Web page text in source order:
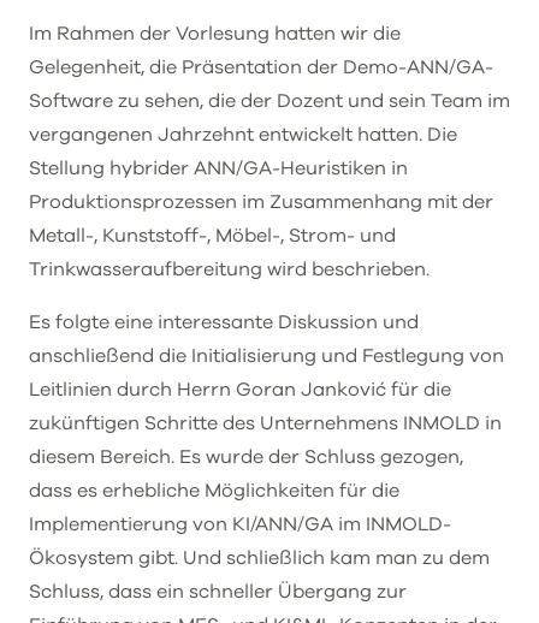
Im Rahmen der Vorlesung hatten wir die
Gelegenheit, die Präsentation der Demo-ANN/GA-
Software zu sehen, die der Dozent und sein Team im
vergangenen Jahrzehnt entwickelt hatten. Die
Stellung hybrider ANN/GA-Heuristiken in
Produktionsprozessen im Zusammenhang mit der
Metall-, Kunststoff-, Möbel-, Strom- und
Trinkwasseraufbereitung wird beschrieben.
Es folgte eine interessante Diskussion und
anschließend die Initialisierung und Festlegung von
Leitlinien durch Herrn Goran Janković für die
zukünftigen Schritte des Unternehmens INMOLD in
diesem Bereich. Es wurde der Schluss gezogen,
dass es erhebliche Möglichkeiten für die
Implementierung von KI/ANN/GA im INMOLD-
Ökosystem gibt. Und schließlich kam man zu dem
Schluss, dass ein schneller Übergang zur